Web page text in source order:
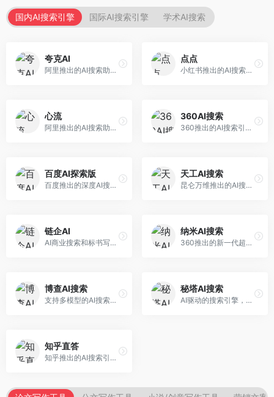
国内AI搜索引擎 国际AI搜索引擎 学术AI搜索
夸克AI
阿里推出的AI搜索助手，整合搜索与AI功能。面向年轻用户，提供智能搜索、文档处理、学习辅助等服务，与夸克生态深度整合。
点点
小红书推出的AI搜索应用，专注于生活方式内容搜索。面向小红书用户，提供生活攻略、消费决策、内容推荐等服务，生活方式内容丰富。
心流
阿里推出的AI搜索助手，专注于智能信息获取。面向普通用户，提供智能搜索、内容整理、知识问答等服务，与阿里生态深度整合。
360AI搜索
360推出的AI搜索引擎，专注于安全智能搜索。面向普通用户，提供智能问答、网页搜索、内容整理等服务，安全防护能力强。
百度AI探索版
百度推出的深度AI搜索引擎，整合百度知识图谱。面向中文用户，提供智能问答、知识探索、内容生成等服务，知识覆盖面广。
天工AI搜索
昆仑万维推出的AI搜索引擎，整合大模型与搜索能力。面向普通用户，提供智能问答、深度搜索、内容整理等服务，中文搜索体验好。
链企AI
AI商业搜索和标书写作工具，专注于企业服务场景。面向企业用户，提供商业信息搜索、标书生成、企业分析等服务，商业信息专业。
纳米AI搜索
360推出的新一代超级AI搜索，深度整合360搜索资源。面向普通用户，提供智能问答、多模态搜索、内容生成等服务，安全可靠。
博查AI搜索
支持多模型的AI搜索引擎，整合多种大模型能力。面向AI爱好者，提供多模型搜索、答案对比、深度分析等服务，模型选择灵活。
秘塔AI搜索
AI驱动的搜索引擎，专注于无广告直达结果。面向研究者和信息获取需求者，提供深度搜索、来源标注、答案整理等服务，搜索结果干净准确，信息可信度高。
知乎直答
知乎推出的AI搜索引擎，专注于知识问答场景。面向知识获取者，提供知乎内容搜索、智能问答、知识整理等服务，专业知识丰富。